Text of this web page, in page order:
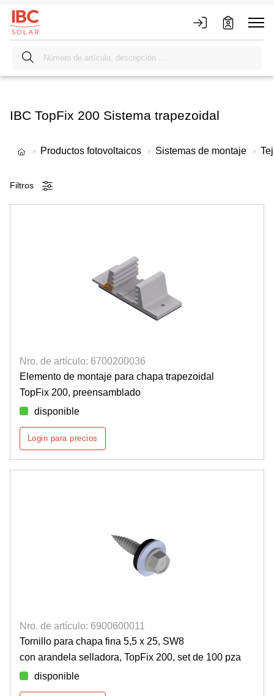
IBC TopFix 200 Sistema trapezoidal
Productos fotovoltaicos Sistemas de montaje
Filtros
Nro. de artículo: 6700200036
Elemento de montaje para chapa trapezoidal
TopFix 200, preensamblado
disponible
Login para precios
Nro. de artículo: 6900600011
Tornillo para chapa fina 5,5 x 25, SW8
con arandela selladora, TopFix 200, set de 100 pza
disponible